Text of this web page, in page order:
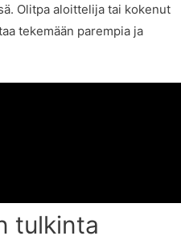
Olitpa aloittelija tai kokenut
tekemään parempia ja
tulkinta